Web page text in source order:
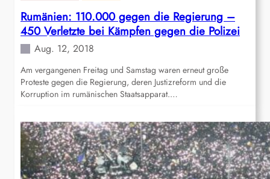
Rumänien: 110.000 gegen die Regierung –
450 Verletzte bei Kämpfen gegen die Polizei
Aug. 12, 2018
Am vergangenen Freitag und Samstag waren erneut große
Proteste gegen die Regierung, deren Justizreform und die
Korruption im rumänischen Staatsapparat.…